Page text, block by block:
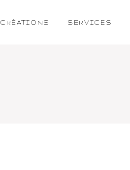
CRÉATIONS SERVICES